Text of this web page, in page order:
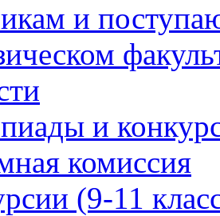
и
и
комиссия
(9-11